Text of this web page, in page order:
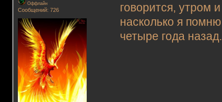
Оффлайн
Сообщений: 726
говорится, утром
насколько я
четыре года назад.